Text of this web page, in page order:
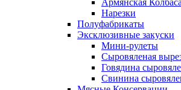
Армянская Колбаса
Нарезки
Полуфабрикаты
Эксклюзивные закуски
Мини-рулеты
Сыровяленая
Говядина
Свинина